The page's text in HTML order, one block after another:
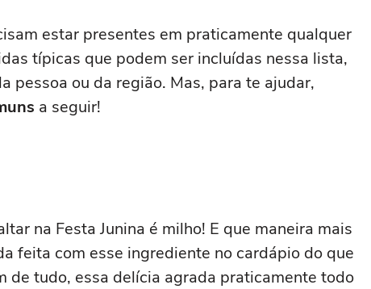
estar presentes em praticamente qualquer
típicas que podem ser incluídas nessa lista,
pessoa ou da região. Mas, para te ajudar,
a seguir!
na Festa Junina é milho! E que maneira mais
feita com esse ingrediente no cardápio do que
de tudo, essa delícia agrada praticamente todo